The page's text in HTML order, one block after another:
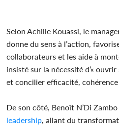
Selon Achille Kouassi, le
donne du sens à l’action,
collaborateurs et les aide à
insisté sur la nécessité d’«
et concilier efficacité, cohérence
De son côté, Benoît N’Di
leadership , allant du